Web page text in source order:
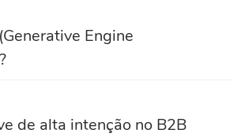
Engine
de alta intenção no B2B